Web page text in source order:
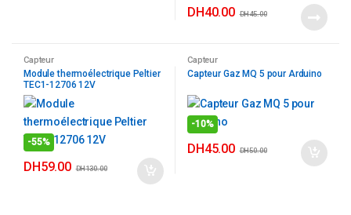
DH40.00 DH45.00
Capteur
Module thermoélectrique Peltier
TEC1-12706 12V
-55%
DH59.00 DH130.00
Capteur
Capteur Gaz MQ 5 pour Arduino
-10%
DH45.00 DH50.00